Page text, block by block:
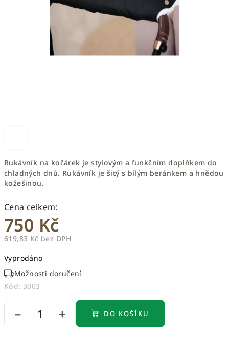
Rukávník na kočárek je stylovým a funkčním doplňkem do
chladných dnů. Rukávník je šitý s bílým beránkem a hnědou
kožešinou.
750 Kč
619,83 Kč bez DPH
cena:
Vyprodáno
Možnosti doručení
Kód: 3003
+
− DO KOŠÍKU